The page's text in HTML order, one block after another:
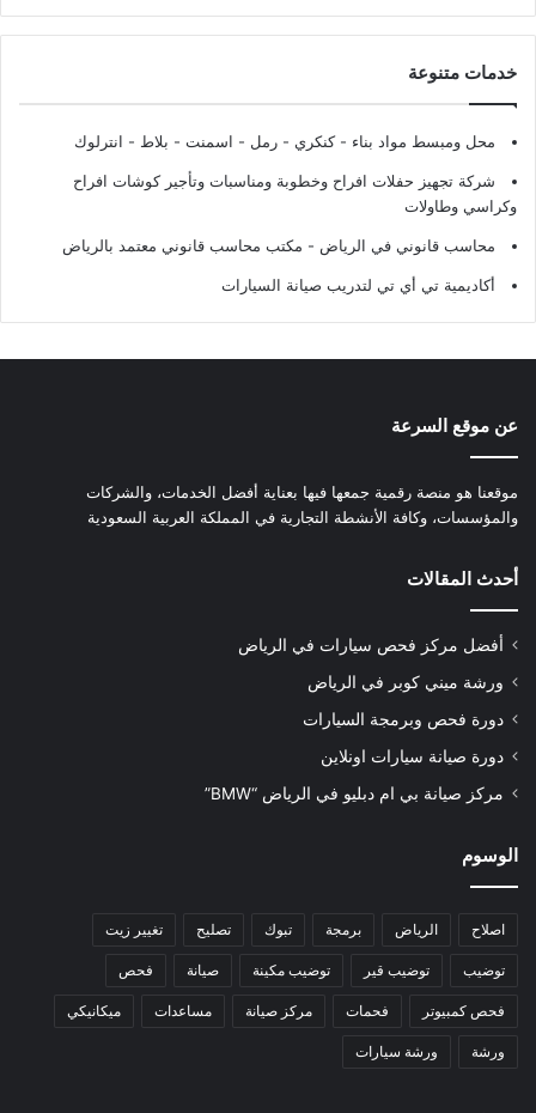
خدمات متنوعة
محل ومبسط مواد بناء - كنكري - رمل - اسمنت - بلاط - انترلوك
شركة تجهيز حفلات افراح وخطوبة ومناسبات وتأجير كوشات افراح
وكراسي وطاولات
محاسب قانوني في الرياض - مكتب محاسب قانوني معتمد بالرياض
أكاديمية تي أي تي لتدريب صيانة السيارات
عن موقع السرعة
موقعنا هو منصة رقمية جمعها فيها بعناية أفضل الخدمات، والشركات
والمؤسسات، وكافة الأنشطة التجارية في المملكة العربية السعودية
أحدث المقالات
أفضل مركز فحص سيارات في الرياض
ورشة ميني كوبر في الرياض
دورة فحص وبرمجة السيارات
دورة صيانة سيارات اونلاين
مركز صيانة بي ام دبليو في الرياض “BMW”
الوسوم
اصلاح الرياض برمجة تبوك تصليح تغيير زيت
توضيب توضيب قير توضيب مكينة صيانة فحص
فحص كمبيوتر فحمات مركز صيانة مساعدات ميكانيكي
ورشة ورشة سيارات